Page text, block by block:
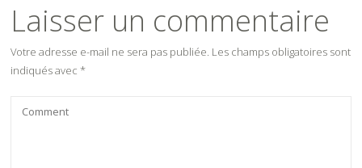
Laisser un commentaire
Votre adresse e-mail ne sera pas publiée. Les champs obligatoires sont
indiqués avec*